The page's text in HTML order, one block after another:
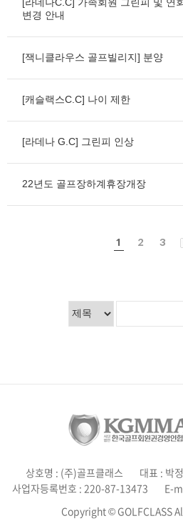
변경 안내
[잭니클라우스 골프빌리지] 분양
[캐슬랙스C.C] 나이 제한
[라데나 G.C] 그린피 인상
22년도 골프장하계휴장개장
1 2 3
상호명 : (주)골프클래스 대표 : 박
사업자등록번호 : 220-87-13473
E-
Copyright © GOLFCLASS